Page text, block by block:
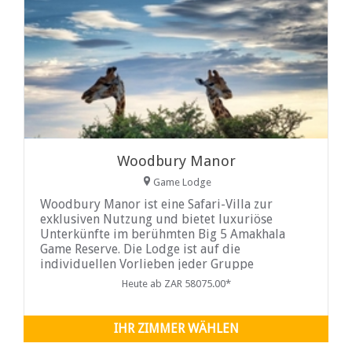
Woodbury Manor
Game Lodge
Woodbury Manor ist eine Safari-Villa zur
exklusiven Nutzung und bietet luxuriöse
Unterkünfte im berühmten Big 5 Amakhala
Game Reserve. Die Lodge ist auf die
individuellen Vorlieben jeder Gruppe
zugeschnitten und verfügt über einen
bietet sie die Dienste eines privaten
Safariführers, um Ihr Erlebnis
Heute ab ZAR 58075.00*
IHR ZIMMER WÄHLEN